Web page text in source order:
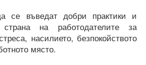
се въведат добри практики и
на работодателите за
насилието, безпокойството
място.